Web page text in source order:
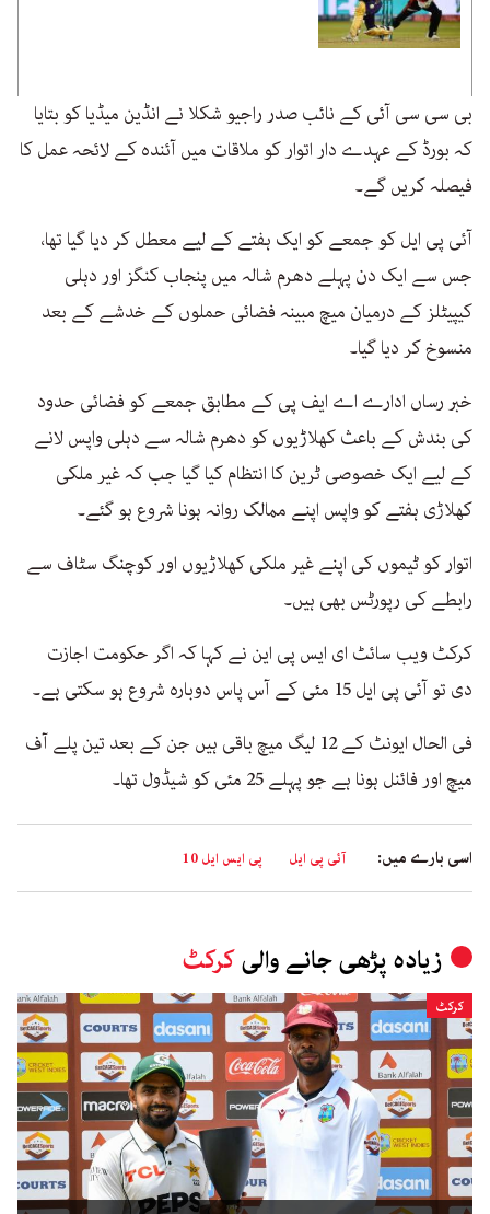
بی سی سی آئی کے نائب صدر راجیو شکلا نے انڈین میڈیا کو بتایا
کہ بورڈ کے عہدے دار اتوار کو ملاقات میں آئندہ کے لائحہ عمل کا
فیصلہ کریں گے۔
آئی پی ایل کو جمعے کو ایک ہفتے کے لیے معطل کر دیا گیا تھا،
جس سے ایک دن پہلے دھرم شالہ میں پنجاب کنگز اور دہلی
کیپیٹلز کے درمیان میچ مبینہ فضائی حملوں کے خدشے کے بعد
منسوخ کر دیا گیا۔
خبر رساں ادارے اے ایف پی کے مطابق جمعے کو فضائی حدود
کی بندش کے باعث کھلاڑیوں کو دھرم شالہ سے دہلی واپس لانے
کے لیے ایک خصوصی ٹرین کا انتظام کیا گیا جب کہ غیر ملکی
کھلاڑی ہفتے کو واپس اپنے ممالک روانہ ہونا شروع ہو گئے۔
اتوار کو ٹیموں کی اپنے غیر ملکی کھلاڑیوں اور کوچنگ سٹاف سے
رابطے کی رپورٹس بھی ہیں۔
کرکٹ ویب سائٹ ای ایس پی این نے کہا کہ اگر حکومت اجازت
دی تو آئی پی ایل 15 مئی کے آس پاس دوبارہ شروع ہو سکتی ہے۔
فی الحال ایونٹ کے 12 لیگ میچ باقی ہیں جن کے بعد تین پلے آف
میچ اور فائنل ہونا ہے جو پہلے 25 مئی کو شیڈول تھا۔
اسی بارے میں: آئی پی ایل پی ایس ایل 10
زیادہ پڑھی جانے والیکرکٹ
کرکٹ